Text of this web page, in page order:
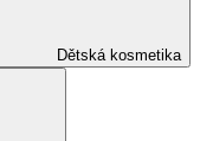
Dětská kosmetika